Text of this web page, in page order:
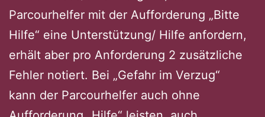
Parcourhelfer mit der Aufforderung „Bitte
Hilfe“ eine Unterstützung/ Hilfe anfordern,
erhält aber pro Anforderung 2 zusätzliche
Fehler notiert. Bei „Gefahr im Verzug“
kann der Parcourhelfer auch ohne